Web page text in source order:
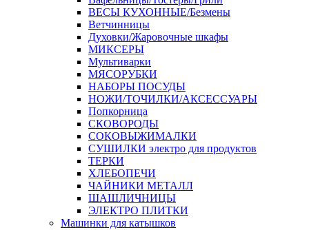
ВЕСЫ КУХОННЫЕ/Безмены
Ветчинницы
Духовки/Жаровочные шкафы
МИКСЕРЫ
Мультиварки
МЯСОРУБКИ
НАБОРЫ ПОСУДЫ
НОЖИ/ТОЧИЛКИ/АКСЕССУАРЫ
Попкорница
СКОВОРОДЫ
СОКОВЫЖИМАЛКИ
СУШИЛКИ электро для продуктов
ТЕРКИ
ХЛЕБОПЕЧИ
ЧАЙНИКИ МЕТАЛЛ
ШАШЛИЧНИЦЫ
ЭЛЕКТРО ПЛИТКИ
Машинки для катышков